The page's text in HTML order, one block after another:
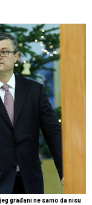
građani ne samo da nisu